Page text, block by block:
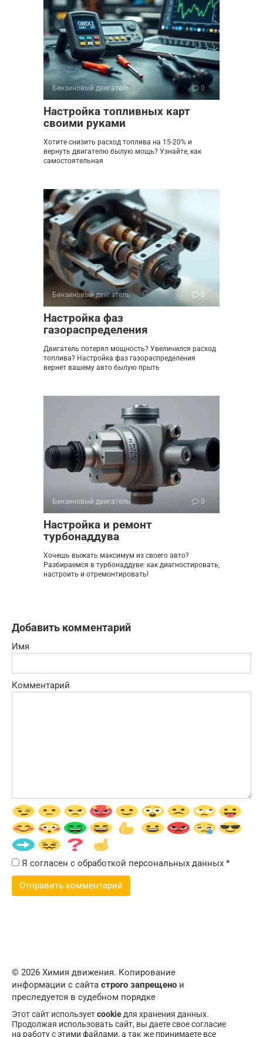
Бензиновый двигатель 0
Настройка топливных карт
своими руками
Хотите снизить расход топлива на 15-20% и
вернуть двигателю былую мощь? Узнайте, как
самостоятельная
Бензиновый двигатель 0
Настройка фаз
газораспределения
Двигатель потерял мощность? Увеличился расход
топлива? Настройка фаз газораспределения
вернет вашему авто былую прыть
Бензиновый двигатель 0
Настройка и ремонт
турбонаддува
Хочешь выжать максимум из своего авто?
Разбираемся в турбонаддуве: как диагностировать,
настроить и отремонтировать!
Добавить комментарий
Имя
Комментарий
Я согласен с обработкой персональных данных *
© 2026 Химия движения. Копирование
информации с сайта строго запрещено и
преследуется в судебном порядке
Этот сайт используетcookie для хранения данных.
Продолжая использовать сайт, вы даете свое согласие
на работу с этими файлами, а так же принимаете все